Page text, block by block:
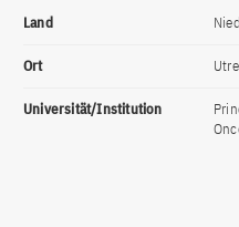
Land
Ort
Universität/Institution